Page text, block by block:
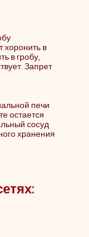
хоронить в
в гробу,
Запрет
печи
остается
сосуд
хранения